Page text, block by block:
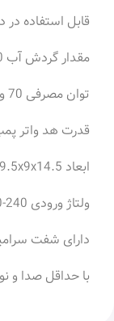
قابل استفاده
مقدار گردش آب 6000 لیتر در ساعت
توان مصرفی 70 وات
قدرت هد واتر پمپ (
ابعاد 19.5x9x14.5 سانتیمتر
ولتاژ ورودی 240-220 ولت
دارای شفت
با حداقل صدا و